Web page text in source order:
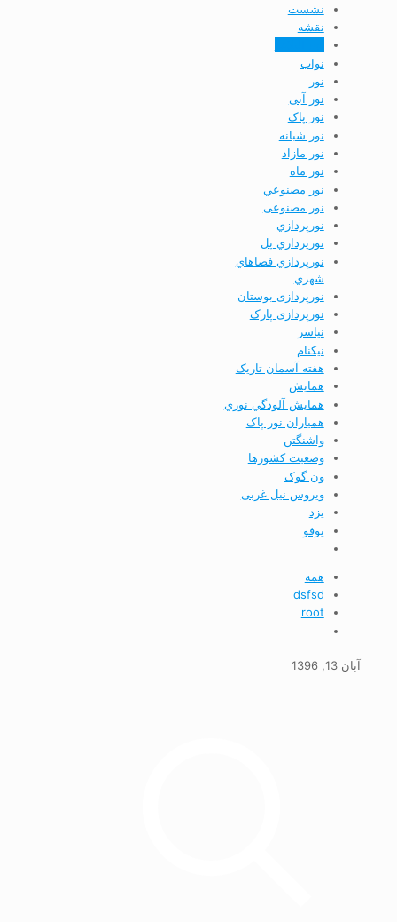
نشست
نقشه
نواب
نور
نور آبی
نور پاک
نور شبانه
نور مازاد
نور ماه
نور مصنوعي
نور مصنوعی
نورپردازي
نورپردازي پل
نورپردازي فضاهاي
شهري
نورپردازی بوستان
نورپردازی پارک
نياسر
نیکنام
هفته آسمان تاریک
همايش
همايش آلودگي نوري
همیاران نور پاک
واشنگتن
وضعيت كشورها
ون گوک
ویروس نیل غربی
يزد
يوفو
همه
dsfsd
root
آبان 13, 1396